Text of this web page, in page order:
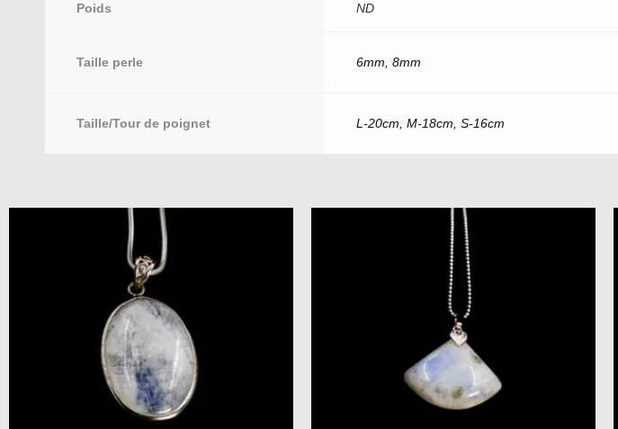
Poids ND
Taille perle 6mm, 8mm
Taille/Tour de poignet L-20cm, M-18cm, S-16cm